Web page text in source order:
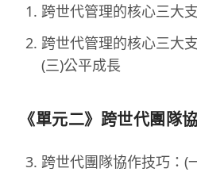
跨世代管理的核心三大
跨世代管理的核心三大
(三)公平成長
《單元二》跨世代團隊
跨世代團隊協作技巧：(